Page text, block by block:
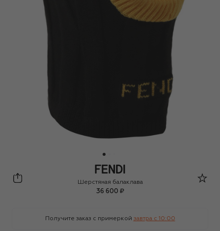
Fendi
Шерстяная балаклава
36 600 ₽
Получите заказ с примеркой завтра c 10:00